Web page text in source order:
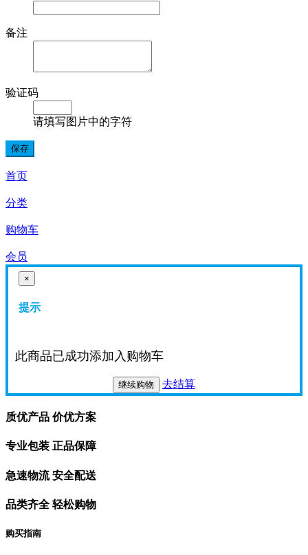
备注
验证码
请填写图片中的字符
首页
分类
购物车
会员
×
提示
此商品已成功添加入购物车
继续购物 去结算
质优产品 价优方案
专业包装 正品保障
急速物流 安全配送
品类齐全 轻松购物
购买指南